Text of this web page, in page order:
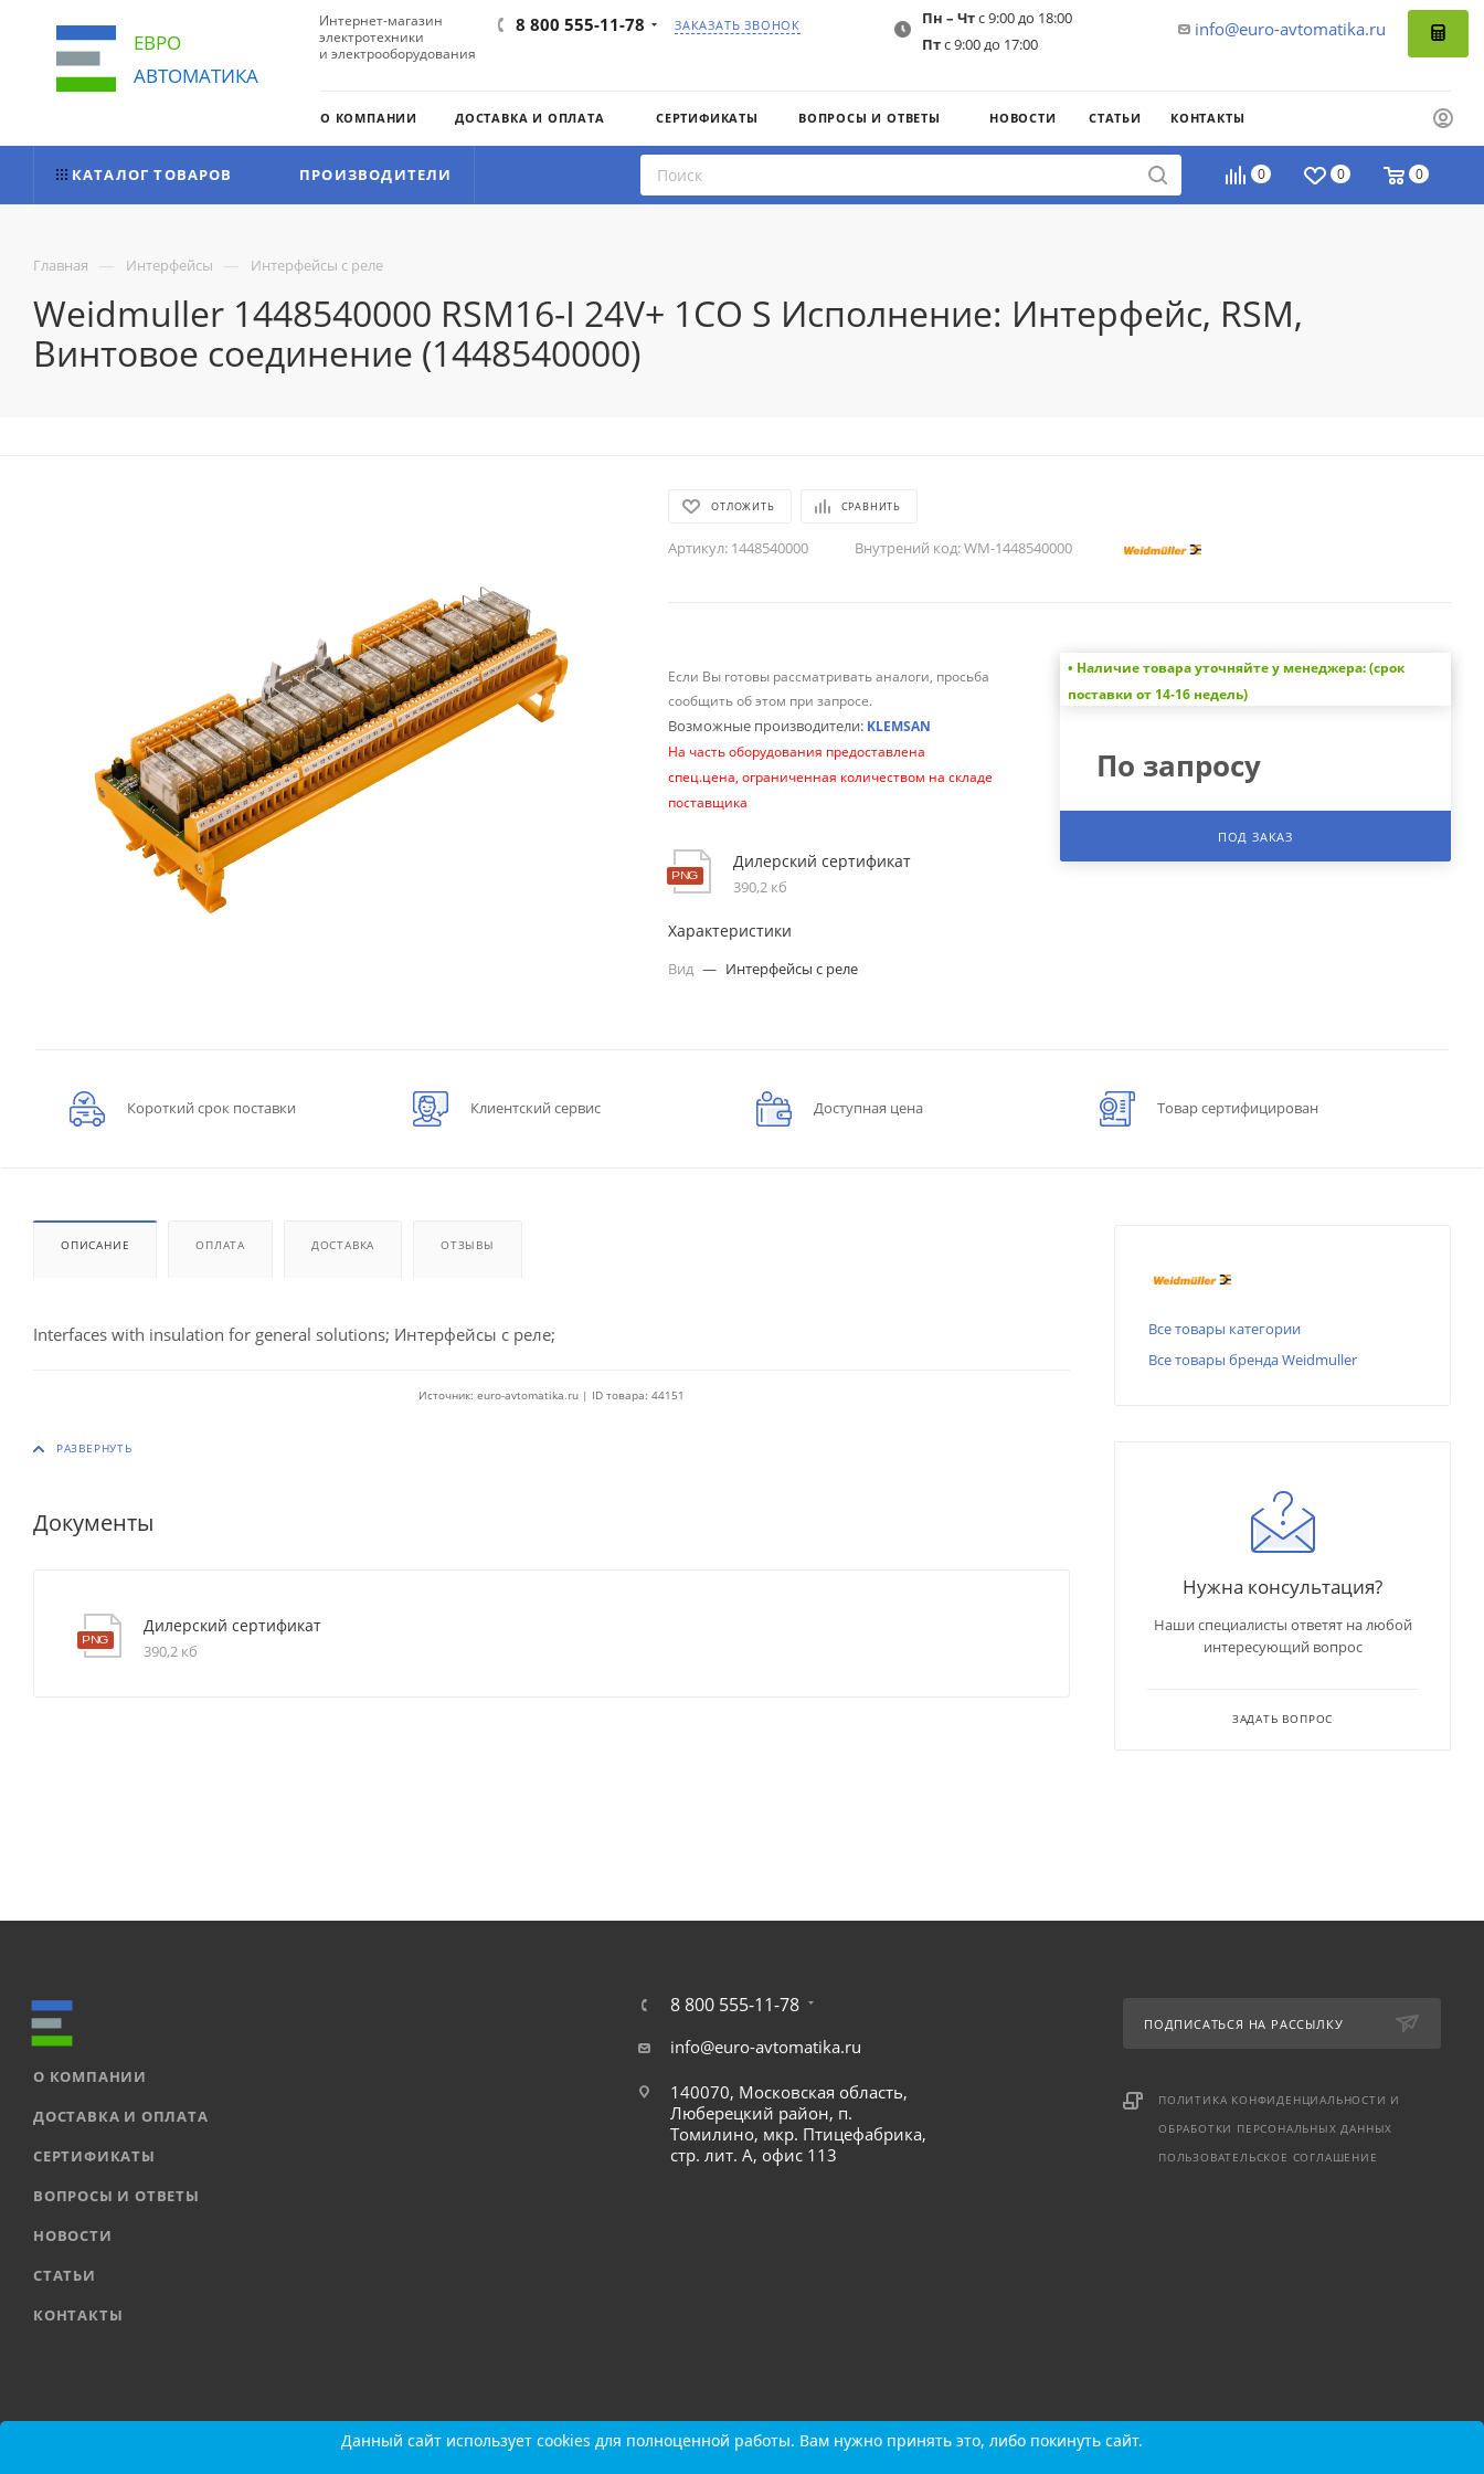
ЕВРО
АВТОМАТИКА
Интернет-магазин
электротехники
и электрооборудования
8 800 555-11-78 ЗАКАЗАТЬ ЗВОНОК info@euro-avtomatika.ru
Пн – Чтс 9:00 до 18:00
Птс 9:00 до 17:00
О КОМПАНИИ ДОСТАВКА И ОПЛАТА СЕРТИФИКАТЫ ВОПРОСЫ И ОТВЕТЫ НОВОСТИ СТАТЬИ КОНТАКТЫ
0 0 0
КАТАЛОГ ТОВАРОВ ПРОИЗВОДИТЕЛИ
Главная — Интерфейсы — Интерфейсы с реле
Weidmuller 1448540000 RSM16-I 24V+ 1CO S Исполнение: Интерфейс, RSM,
Винтовое соединение (1448540000)
ОТЛОЖИТЬ СРАВНИТЬ
Артикул: 1448540000 Внутрений код:WM-1448540000
Если Вы готовы рассматривать аналоги, просьба
сообщить об этом при запросе.
Возможные производители: KLEMSAN
На часть оборудования предоставлена
спец.цена, ограниченная количеством на складе
поставщика
Дилерский сертификат
390,2 кб
Характеристики
Вид — Интерфейсы с реле
• Наличие товара уточняйте у менеджера: (срок
поставки от 14-16 недель)
По запросу
ПОД ЗАКАЗ
Короткий срок поставки Клиентский сервис Доступная цена Товар сертифицирован
ОПИСАНИЕ ОПЛАТА ДОСТАВКА ОТЗЫВЫ
Interfaces with insulation for general solutions; Интерфейсы с реле;
Источник: euro-avtomatika.ru | ID товара: 44151
Документы
Дилерский сертификат
390,2 кб
Все товары категории
Все товары бренда Weidmuller
Нужна консультация?
Наши специалисты ответят на любой
интересующий вопрос
ЗАДАТЬ ВОПРОС
О КОМПАНИИ
ДОСТАВКА И ОПЛАТА
СЕРТИФИКАТЫ
ВОПРОСЫ И ОТВЕТЫ
НОВОСТИ
СТАТЬИ
КОНТАКТЫ
8 800 555-11-78
info@euro-avtomatika.ru
140070, Московская область,
Люберецкий район, п.
Томилино, мкр. Птицефабрика,
стр. лит. А, офис 113
ПОДПИСАТЬСЯ НА РАССЫЛКУ
ПОЛИТИКА КОНФИДЕНЦИАЛЬНОСТИ И
ОБРАБОТКИ ПЕРСОНАЛЬНЫХ ДАННЫХ
ПОЛЬЗОВАТЕЛЬСКОЕ СОГЛАШЕНИЕ
Карта сайтаДанный сайт использует cookies для полноценной работы. Вам нужно принять это, либо покинуть сайт.